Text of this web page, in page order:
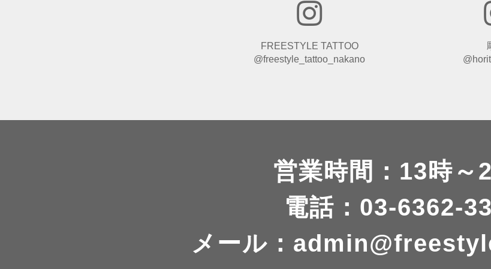
FREESTYLE TATTOO
@freestyle_tattoo_nakano
営業時間：13時～
電話：03-6362-
メール：